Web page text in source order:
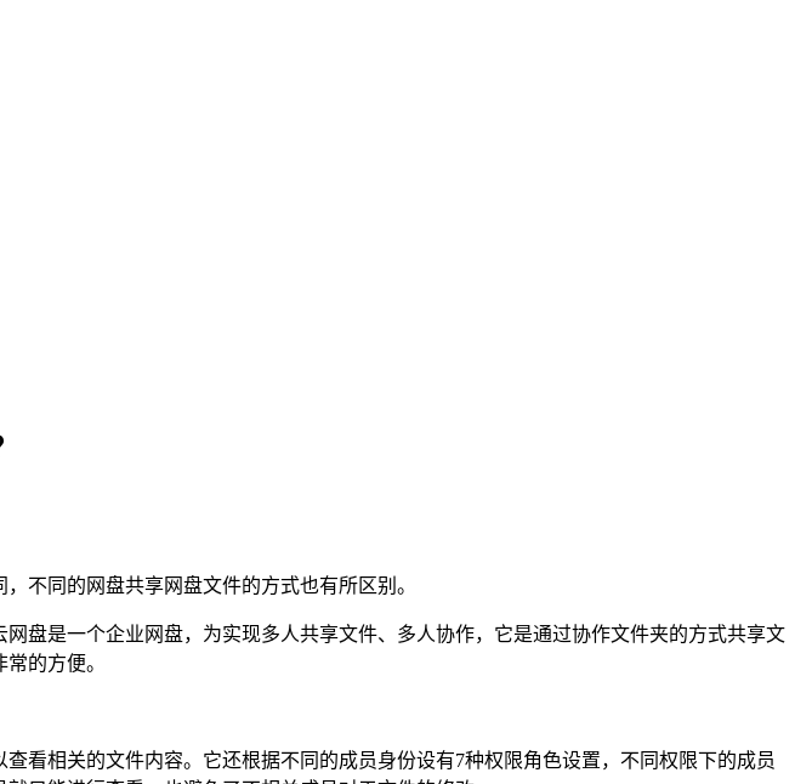
不同的网盘共享网盘文件的方式也有所区别。
是一个企业网盘，为实现多人共享文件、多人协作，它是通过协作文件夹的方式共享文
常的方便。
相关的文件内容。它还根据不同的成员身份设有7种权限角色设置，不同权限下的成员